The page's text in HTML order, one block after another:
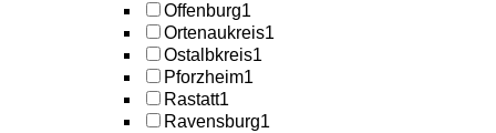
Offenburg1
Ortenaukreis1
Ostalbkreis1
Pforzheim1
Rastatt1
Ravensburg1